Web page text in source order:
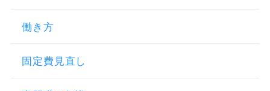
働き方
固定費見直し